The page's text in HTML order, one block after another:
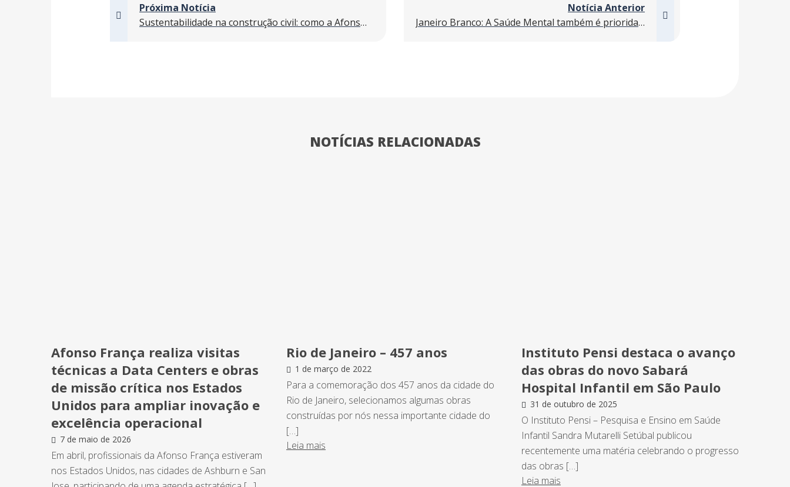
Próxima Notícia
Sustentabilidade na construção civil: como a Afonso França Engenharia acompanha as tendências do mercado
Notícia Anterior
Janeiro Branco: A Saúde Mental também é prioridade na Construção Civil
NOTÍCIAS RELACIONADAS
Afonso França realiza visitas
técnicas a Data Centers e obras
de missão crítica nos Estados
Unidos para ampliar inovação e
excelência operacional
7 de maio de 2026
Em abril, profissionais da Afonso França estiveram
nos Estados Unidos, nas cidades de Ashburn e San
Rio de Janeiro – 457 anos
1 de março de 2022
Para a comemoração dos 457 anos da cidade do
Rio de Janeiro, selecionamos algumas obras
construídas por nós nessa importante cidade do
[…]
Leia mais
Instituto Pensi destaca o avanço
das obras do novo Sabará
Hospital Infantil em São Paulo
31 de outubro de 2025
O Instituto Pensi – Pesquisa e Ensino em Saúde
Infantil Sandra Mutarelli Setúbal publicou
recentemente uma matéria celebrando o progresso
das obras […]
Leia mais